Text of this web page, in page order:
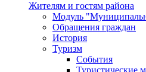
Жителям и гостям района
Модуль
Обращения граждан
История
Туризм
События
Туристические